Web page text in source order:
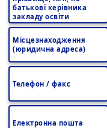
батькові керівника
закладу освіти
Місцезнаходження
(юридична адреса)
Телефон / факс
Електронна пошта